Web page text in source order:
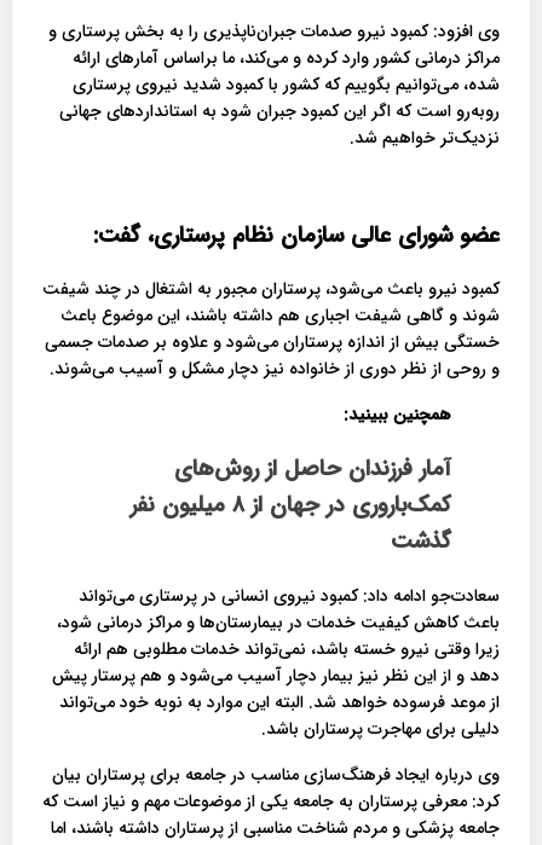
وی افزود: کمبود نیرو صدمات جبران‌ناپذیری را به بخش پرستاری و
مراکز درمانی کشور وارد کرده و می‌کند، ما براساس آمارهای ارائه
شده، می‌توانیم بگوییم که کشور با کمبود شدید نیروی پرستاری
روبه‌رو است که اگر این کمبود جبران شود به استانداردهای جهانی
نزدیک‌تر خواهیم شد.
عضو شورای عالی سازمان نظام پرستاری، گفت:
کمبود نیرو باعث می‌شود، پرستاران مجبور به اشتغال در چند شیفت
شوند و گاهی شیفت اجباری هم داشته باشند، این موضوع باعث
خستگی بیش از اندازه پرستاران می‌شود و علاوه بر صدمات جسمی
و روحی از نظر دوری از خانواده نیز دچار مشکل و آسیب می‌شوند.
همچنین ببینید:
آمار فرزندان حاصل از روش‌های
کمک‌باروری در جهان از ۸ میلیون نفر
گذشت
سعادت‌جو ادامه داد: کمبود نیروی انسانی در پرستاری می‌تواند
باعث کاهش کیفیت خدمات در بیمارستان‌ها و مراکز درمانی شود،
زیرا وقتی نیرو خسته باشد، نمی‌تواند خدمات مطلوبی هم ارائه
دهد و از این نظر نیز بیمار دچار آسیب می‌شود و هم پرستار پیش
از موعد فرسوده خواهد شد. البته این موارد به نوبه خود می‌تواند
دلیلی برای مهاجرت پرستاران باشد.
وی درباره ایجاد فرهنگ‌سازی مناسب در جامعه برای پرستاران بیان
کرد: معرفی پرستاران به جامعه یکی از موضوعات مهم و نیاز است که
جامعه پزشکی و مردم شناخت مناسبی از پرستاران داشته باشند، اما